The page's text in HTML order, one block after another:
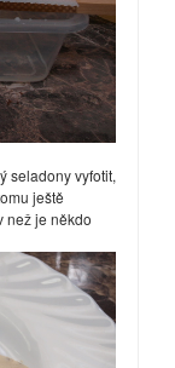
seladony vyfotit,
ještě
než je někdo